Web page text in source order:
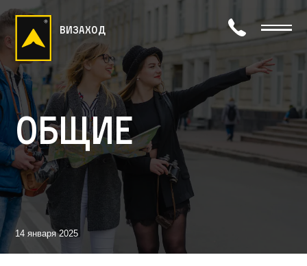
визаход
Общие
14 января 2025